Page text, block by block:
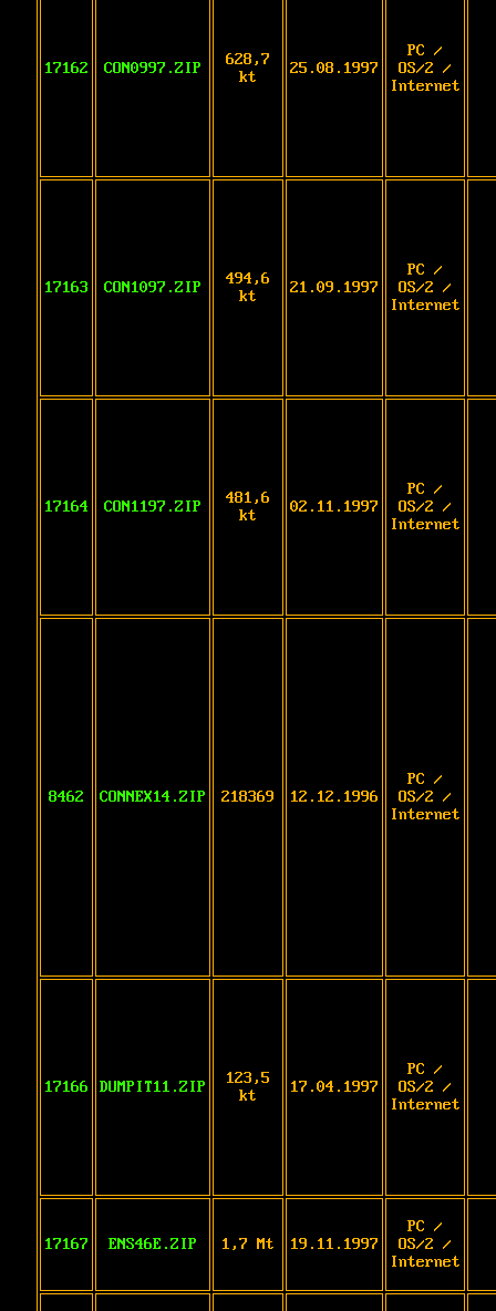
17162 CON0997.ZIP
628,7
kt
25.08.1997
PC /
OS/2 /
Internet
17163 CON1097.ZIP
494,6
kt
21.09.1997
PC /
OS/2 /
Internet
17164 CON1197.ZIP
481,6
kt
02.11.1997
PC /
OS/2 /
Internet
8462 CONNEX14.ZIP 218369 12.12.1996
PC /
OS/2 /
Internet
17166 DUMPIT11.ZIP
123,5
kt
17.04.1997
PC /
OS/2 /
Internet
17167 ENS46E.ZIP 1,7 Mt 19.11.1997
PC /
OS/2 /
Internet